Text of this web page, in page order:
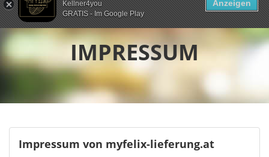
IMPRESSUM
Impressum von myfelix-lieferung.at
Kellner4you
GRATIS - Im Google Play
Anzeigen